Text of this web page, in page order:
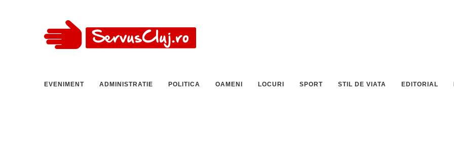
EVENIMENT ADMINISTRATIE POLITICA OAMENI LOCURI SPORT STIL DE VIATA EDITORIAL